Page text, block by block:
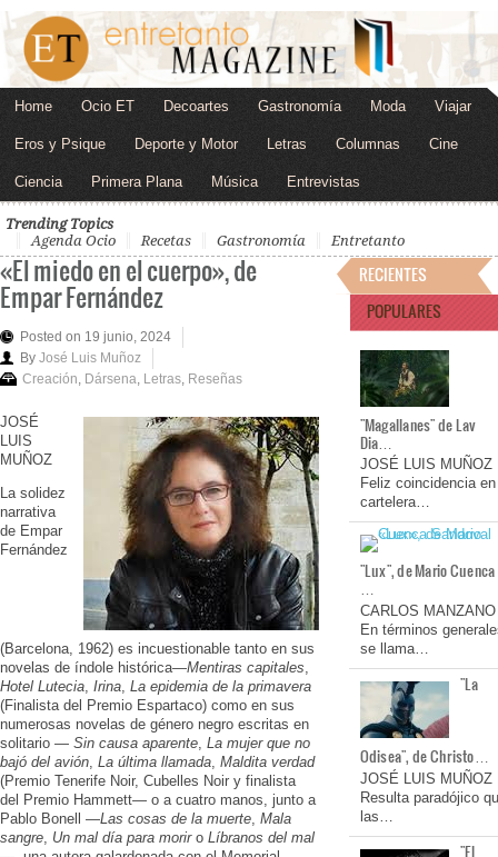
Home Ocio ET Decoartes Gastronomía Moda Viajar
Eros y Psique Deporte y Motor Letras Columnas Cine
Ciencia Primera Plana Música Entrevistas
Trending Topics
Agenda Ocio
Recetas Gastronomía Entretanto
«El miedo en el cuerpo», de
Empar Fernández
Posted on 19 junio, 2024
By José Luis Muñoz
Creación Dársena Letras Reseñas
JOSÉ
LUIS
MUÑOZ
La solidez
narrativa
de Empar
Fernández
(Barcelona, 1962) es incuestionable tanto en sus
novelas de índole histórica—Mentiras capitales
Hotel Lutecia Irina La epidemia de la primavera
(Finalista del Premio Espartaco) como en sus
numerosas novelas de género negro escritas en
solitario — Sin causa aparente La mujer que no
bajó del avión La última llamada Maldita verdad
(Premio Tenerife Noir, Cubelles Noir y finalista
del Premio Hammett— o a cuatro manos, junto a
Pablo Bonell —Las cosas de la muerte Mala
sangre Un mal día para moriro Líbranos del mal
RECIENTES
POPULARES
"Magallanes" de Lav
Dia…
JOSÉ LUIS MUÑOZ
Feliz coincidencia en
cartelera…
"Lux", de Mario Cuenca
…
CARLOS MANZANO
En términos
se llama…
"La
Odisea", de Christo…
JOSÉ LUIS MUÑOZ
Resulta paradójico
las…
"El